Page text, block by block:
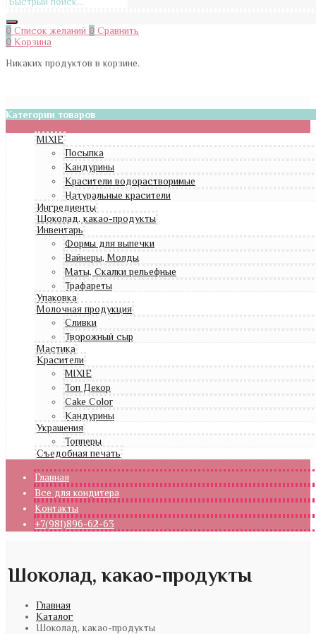
0 Список желаний 0 Сравнить
0 Корзина
Никаких продуктов в корзине.
Категории товаров
MIXIE
Посыпка
Кандурины
Красители водорастворимые
Натуральные красители
Ингредиенты
Шоколад, какао-продукты
Инвентарь
Формы для выпечки
Вайнеры, Молды
Маты, Скалки рельефные
Трафареты
Упаковка
Молочная продукция
Сливки
Творожный сыр
Мастика
Красители
MIXIE
Топ Декор
Cake Color
Кандурины
Украшения
Топперы
Съедобная печать
Главная
Все для кондитера
Контакты
+7(981)896-62-63
Шоколад, какао-продукты
Главная
Каталог
Шоколад, какао-продукты